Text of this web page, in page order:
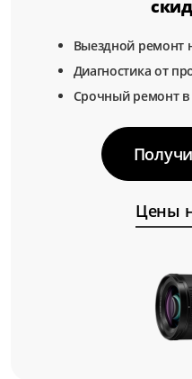
Выездной ремонт
Диагностика от
Срочный ремонт в
Цены